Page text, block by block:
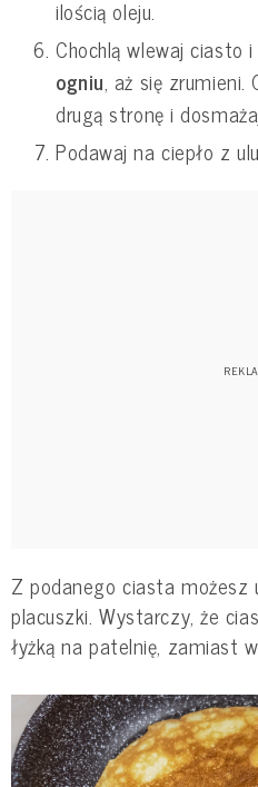
ilością oleju.
Chochlą wlewaj ciasto i
ogniu, aż się zrumieni.
drugą stronę i
Podawaj na ciepło z
Z podanego ciasta możesz
placuszki. Wystarczy, że
łyżką na patelnię, zamiast